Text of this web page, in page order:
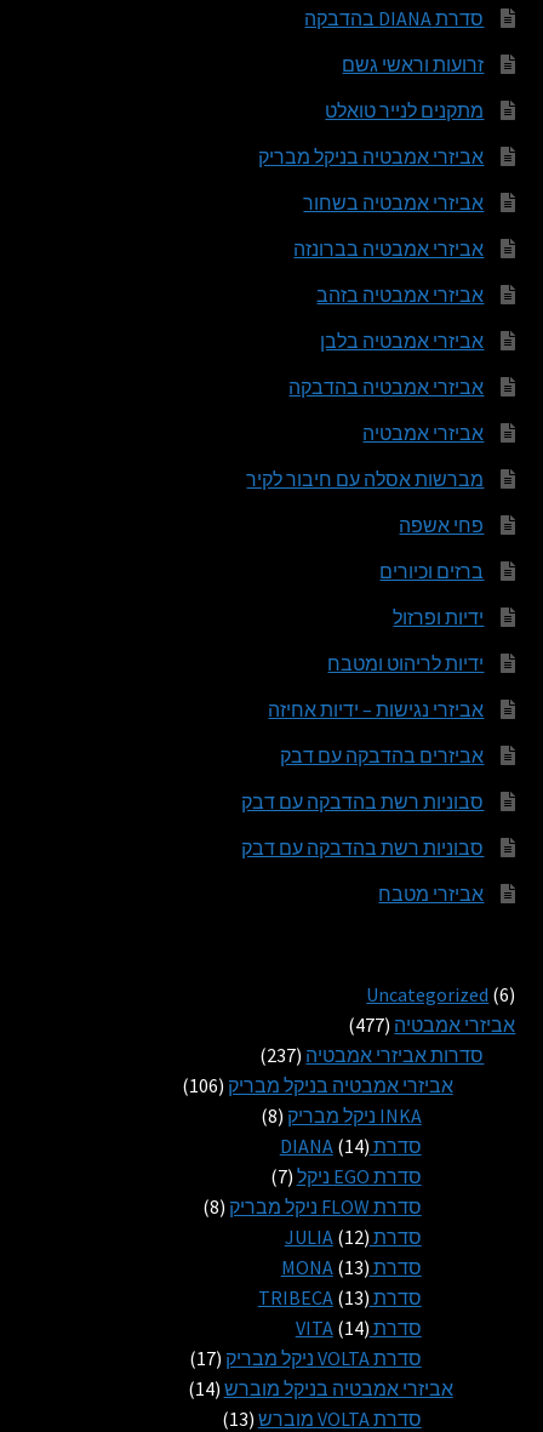
סדרת DIANA בהדבקה
זרועות וראשי גשם
מתקנים לנייר טואלט
אביזרי אמבטיה בניקל מבריק
אביזרי אמבטיה בשחור
אביזרי אמבטיה בברונזה
אביזרי אמבטיה בזהב
אביזרי אמבטיה בלבן
אביזרי אמבטיה בהדבקה
אביזרי אמבטיה
מברשות אסלה עם חיבור לקיר
פחי אשפה
ברזים וכיורים
ידיות ופרזול
ידיות לריהוט ומטבח
אביזרי נגישות – ידיות אחיזה
אביזרים בהדבקה עם דבק
סבוניות רשת בהדבקה עם דבק
סבוניות רשת בהדבקה עם דבק
אביזרי מטבח
Uncategorized 6
6
מוצרים
אביזרי אמבטיה 477
477
מוצרים
סדרות אביזרי אמבטיה 237
237
מוצרים
אביזרי אמבטיה בניקל מבריק 106
106
INKA ניקל מבריק 8
8
סדרת DIANA 14
14
מוצרים סדרת EGO ניקל 7
7
מוצרים
סדרת FLOW ניקל מבריק 8
8
סדרת JULIA 12
12
מוצרים סדרת MONA 13
13
מוצרים סדרת TRIBECA 13
13
מוצרים סדרת VITA 14
14
מוצרים סדרת VOLTA ניקל מבריק 17
17
מוצרים
אביזרי אמבטיה בניקל מוברש 14
14
סדרת VOLTA מוברש 13
13